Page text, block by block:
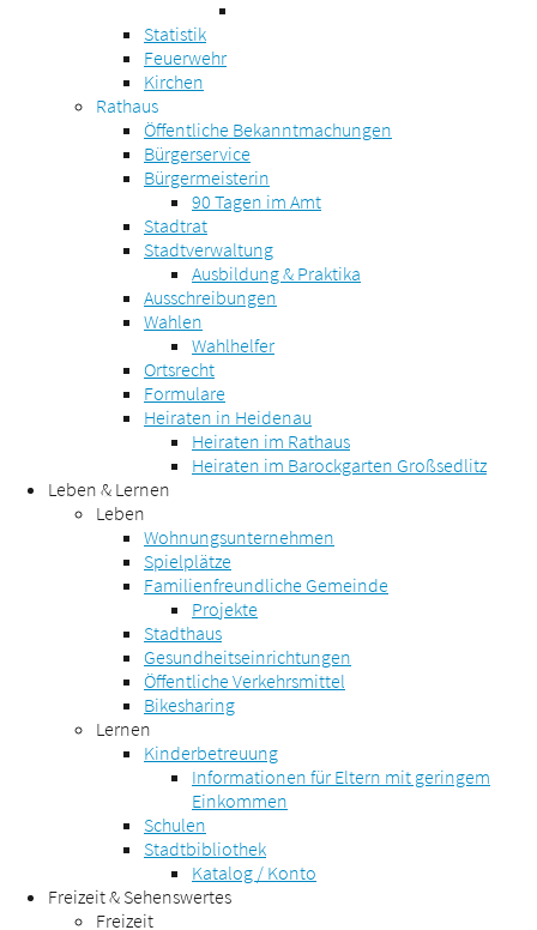
Statistik
Feuerwehr
Kirchen
Rathaus
Öffentliche Bekanntmachungen
Bürgerservice
Bürgermeisterin
90 Tagen im Amt
Stadtrat
Stadtverwaltung
Ausbildung & Praktika
Ausschreibungen
Wahlen
Wahlhelfer
Ortsrecht
Formulare
Heiraten in Heidenau
Heiraten im Rathaus
Heiraten im Barockgarten Großsedlitz
Leben & Lernen
Leben
Wohnungsunternehmen
Spielplätze
Familienfreundliche Gemeinde
Projekte
Stadthaus
Gesundheitseinrichtungen
Öffentliche Verkehrsmittel
Bikesharing
Lernen
Kinderbetreuung
Informationen für Eltern mit geringem
Einkommen
Schulen
Stadtbibliothek
Katalog / Konto
Freizeit & Sehenswertes
Freizeit